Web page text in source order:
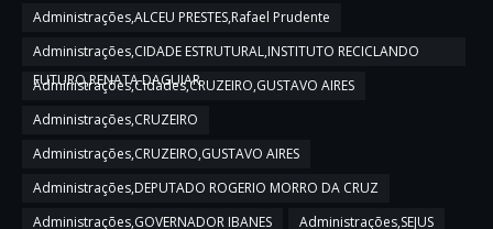
Administrações,ALCEU PRESTES,Rafael Prudente
Administrações,CIDADE ESTRUTURAL,INSTITUTO RECICLANDO
FUTURO,RENATA DAGUIAR
Administrações,Cidades,CRUZEIRO,GUSTAVO AIRES
Administrações,CRUZEIRO
Administrações,CRUZEIRO,GUSTAVO AIRES
Administrações,DEPUTADO ROGERIO MORRO DA CRUZ
Administrações,GOVERNADOR IBANES
Administrações,SEJUS